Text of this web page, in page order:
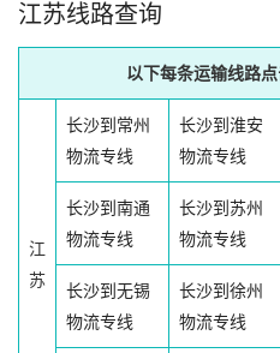
江苏线路查询
以下每条运输线路
江
苏
长沙到常州
物流专线
长沙到淮安
物流专线
长沙到南通
物流专线
长沙到苏州
物流专线
长沙到无锡
物流专线
长沙到徐州
物流专线